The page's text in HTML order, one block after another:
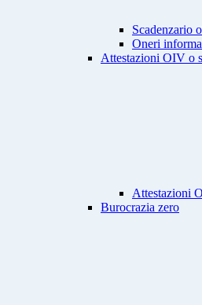
Scadenzario
Oneri
Attestazioni OIV o
Attestazioni
Burocrazia zero